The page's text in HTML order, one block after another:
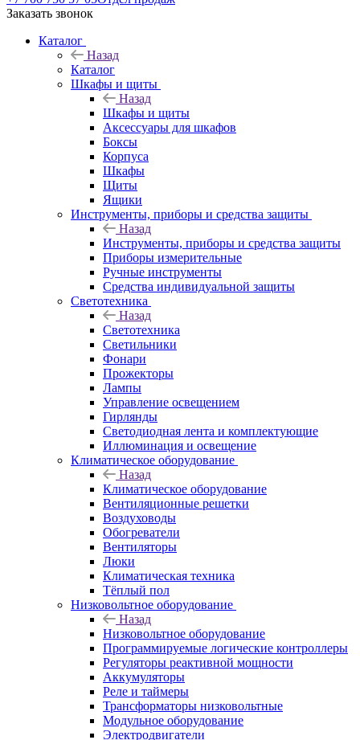
Заказать звонок
Каталог
Назад
Каталог
Шкафы и щиты
Назад
Шкафы и щиты
Аксессуары для шкафов
Боксы
Корпуса
Шкафы
Щиты
Ящики
Инструменты, приборы и средства защиты
Назад
Инструменты, приборы и средства защиты
Приборы измерительные
Ручные инструменты
Средства индивидуальной защиты
Светотехника
Назад
Светотехника
Светильники
Фонари
Прожекторы
Лампы
Управление освещением
Гирлянды
Светодиодная лента и комплектующие
Иллюминация и освещение
Климатическое оборудование
Назад
Климатическое оборудование
Вентиляционные решетки
Воздуховоды
Обогреватели
Вентиляторы
Люки
Климатическая техника
Тёплый пол
Низковольтное оборудование
Назад
Низковольтное оборудование
Программируемые логические контроллеры
Регуляторы реактивной мощности
Аккумуляторы
Реле и таймеры
Трансформаторы низковольтные
Модульное оборудование
Электродвигатели